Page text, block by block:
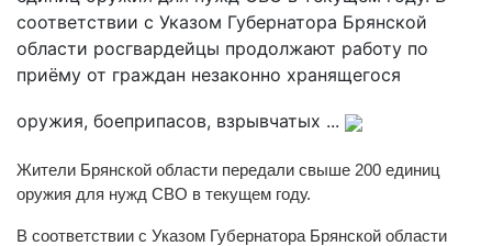
соответствии с Указом Губернатора Брянской
области росгвардейцы продолжают работу по
приёму от граждан незаконно хранящегося
оружия, боеприпасов, взрывчатых ...
Жители Брянской области передали свыше 200 единиц
оружия для нужд СВО в текущем году.
В соответствии с Указом Губернатора Брянской области